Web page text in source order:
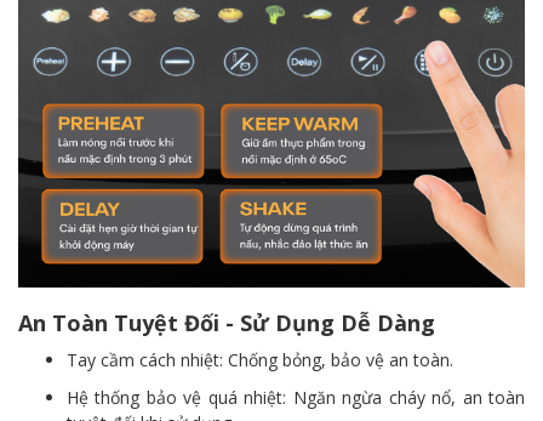
An Toàn Tuyệt Đối - Sử Dụng Dễ Dàng
Tay cầm cách nhiệt: Chống bỏng, bảo vệ an toàn.
Hệ thống bảo vệ quá nhiệt: Ngăn ngừa cháy nổ, an toàn